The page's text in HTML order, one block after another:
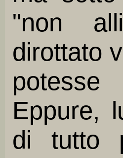
"non
dirottato
Eppure,
di tutto